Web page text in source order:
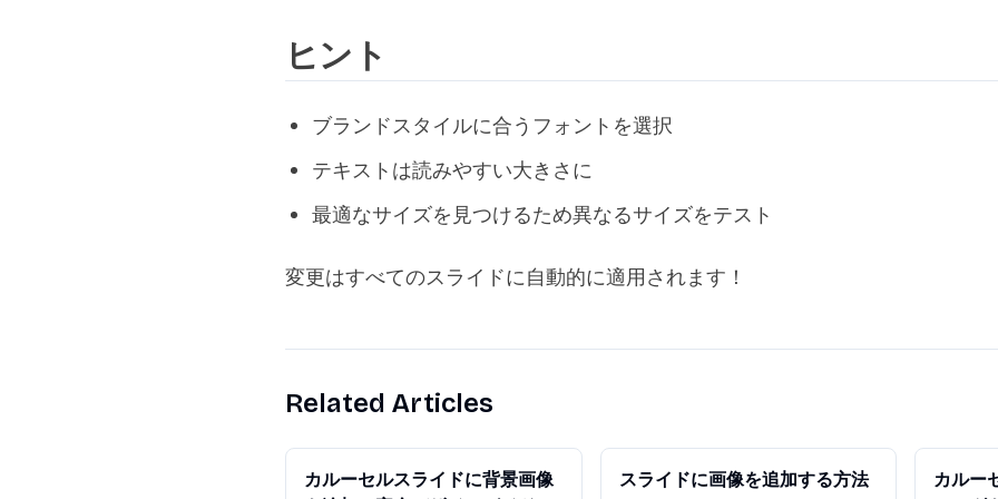
ヒント
ブランドスタイルに合うフォントを選択
テキストは読みやすい大きさに
最適なサイズを見つけるため異なるサイズをテスト
変更はすべてのスライドに自動的に適用されます！
Related Articles
カルーセルスライドに背景画像
スライドに画像を追加する方法
カルー